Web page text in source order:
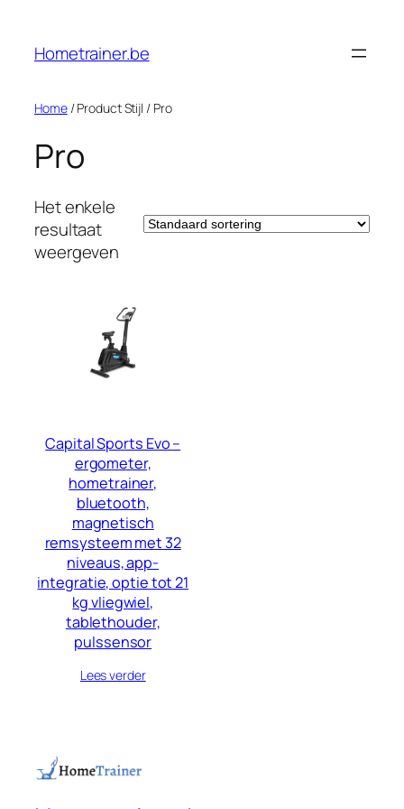
Hometrainer.be
Home/ Product Stijl / ‎Pro
‎Pro
Het enkele
resultaat
weergeven
Capital Sports Evo –
ergometer,
hometrainer,
bluetooth,
magnetisch
remsysteem met 32
niveaus, app-
integratie, optie tot 21
kg vliegwiel,
tablethouder,
pulssensor
Lees verder